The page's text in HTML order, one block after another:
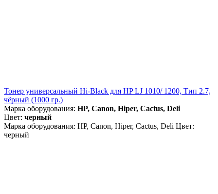
Тонер универсальный Hi-Black для HP LJ 1010/ 1200, Тип 2.7,
чёрный (1000 гр.)
Марка оборудования: HP, Canon, Hiper, Cactus, Deli
Цвет: черный
Марка оборудования: HP, Canon, Hiper, Cactus, Deli Цвет:
черный